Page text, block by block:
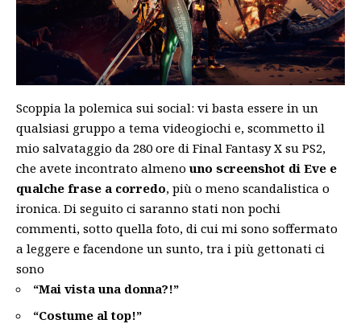
Scoppia la polemica sui social: vi basta essere in un
qualsiasi gruppo a tema videogiochi e, scommetto il
mio salvataggio da 280 ore di Final Fantasy X su PS2,
che avete incontrato almeno uno screenshot di Eve e
qualche frase a corredo, più o meno scandalistica o
ironica. Di seguito ci saranno stati non pochi
commenti, sotto quella foto, di cui mi sono soffermato
a leggere e facendone un sunto, tra i più gettonati ci
sono
“Mai vista una donna?!”
“Costume al top!”